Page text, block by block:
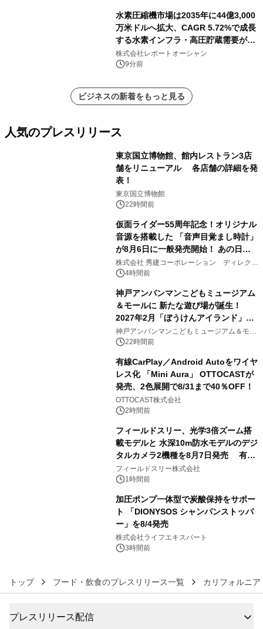
水素圧縮機市場は2035年に44億3,000
万米ドルへ拡大、CAGR 5.72%で成長
する水素インフラ・高圧貯蔵需要が牽
引する市場
株式会社レポートオーシャン
9分前
ビジネスの新着をもっと見る
人気のプレスリリース
東京国立博物館、館内レストラン3店
舗をリニューアル 各店舗の詳細を発
表！
東京国立博物館
22時間前
仮面ライダー55周年記念！オリジナル
音源を搭載した 「音声目覚まし時計」
が8月6日に一般発売開始！ あの日の
大興奮が今甦る
株式会社 秀建コーポレーション ディレクト
アートギャラリー
4時間前
神戸アンパンマンこどもミュージアム
＆モールに 新たな遊び場が誕生！
2027年2月「ぼうけんアイランド」が
オープン
神戸アンパンマンこどもミュージアム＆モー
ル 22時間前
有線CarPlay／Android Autoをワイヤ
レス化 「Mini Aura」 OTTOCASTが
発売、2色展開で8/31まで40％OFF！
OTTOCAST株式会社
2時間前
フィールドスリー、光学3倍ズーム搭
載モデルと 水深10m防水モデルのデジ
タルカメラ2機種を8月7日発売 有効
約1300万画素、用途別に選べるコンデ
ジ新登場
フィールドスリー株式会社
1時間前
加圧ポンプ一体型で炭酸保持をサポー
ト 「DIONYSOS シャンパンストッパ
ー」を8/4発売
株式会社ライフエキスパート
3時間前
トップ フード・飲食のプレスリリース一覧 カリフォルニ
プレスリリース配信